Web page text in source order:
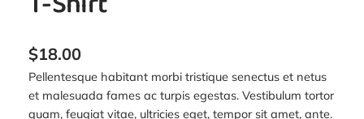
$18.00
Pellentesque habitant morbi tristique senectus et netus
et malesuada fames ac turpis egestas. Vestibulum tortor
quam, feugiat vitae, ultricies eget, tempor sit amet, ante.